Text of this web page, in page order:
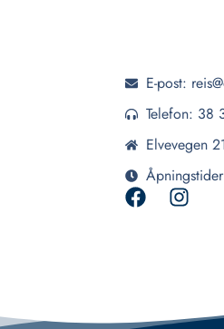
E-post:
Telefon: 38
Elvevegen